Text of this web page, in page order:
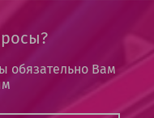
обязательно Вам